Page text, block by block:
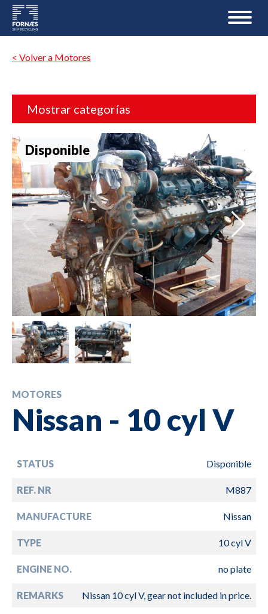
< Volver a Motores
Mostrar categorías
Disponible
MOTORES
Nissan - 10 cyl V
STATUS Disponible
REF. NR M887
MANUFACTURE Nissan
TYPE 10 cyl V
ENGINE NO. no plate
REMARKS Nissan 10 cyl V, gear not included in price.